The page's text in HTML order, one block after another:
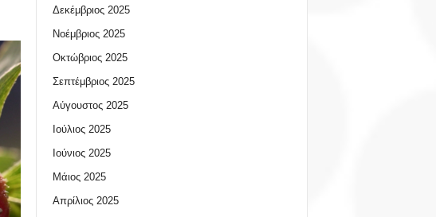
Δεκέμβριος 2025
Νοέμβριος 2025
Οκτώβριος 2025
Σεπτέμβριος 2025
Αύγουστος 2025
Ιούλιος 2025
Ιούνιος 2025
Μάιος 2025
Απρίλιος 2025